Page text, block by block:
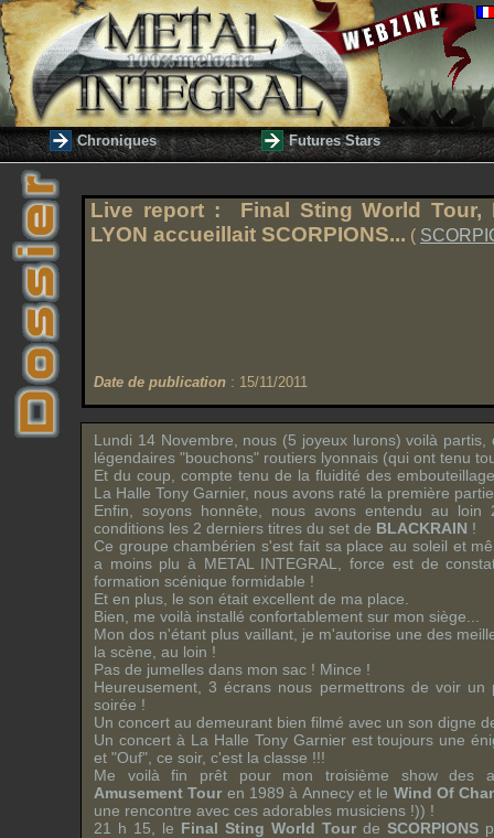
Chroniques Futures Stars
Live report : Final Sting World Tour,
LYON accueillait SCORPIONS... (
Date de publication : 15/11/2011
Lundi 14 Novembre, nous (5 joyeux lurons) voilà
légendaires "bouchons" routiers lyonnais (qui ont tenu
Et du coup, compte tenu de la fluidité des
La Halle Tony Garnier, nous avons raté la première
Enfin, soyons honnête, nous avons entendu au
conditions les 2 derniers titres du set de BLACKRAIN !
Ce groupe chambérien s'est fait sa place au soleil et
a moins plu à METAL INTEGRAL
, force est de
formation scénique formidable !
Et en plus, le son était excellent de ma place.
Bien, me voilà installé confortablement sur mon siège...
Mon dos n'étant plus vaillant, je m'autorise une des
la scène, au loin !
Pas de jumelles dans mon sac ! Mince !
Heureusement, 3 écrans nous permettrons de voir
soirée !
Un concert au demeurant bien filmé avec un son digne
Un concert à La Halle Tony Garnierest toujours une
et "Ouf", ce soir, c'est la classe !!!
Me voilà fin prêt pour mon troisième show des
Amusement Tour en 1989 à Annecyet le Wind Of
une rencontre avec ces adorables musiciens !)) !
21 h 15, le Final Sting World Tour de SCORPIONS